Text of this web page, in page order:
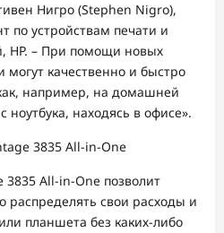
Нигро (Stephen Nigro),
по устройствам печати и
HP. – При помощи новых
могут качественно и быстро
например, на домашней
ноутбука, находясь в офисе».
3835 All-in-One
3835 All-in-One позволит
распределять свои расходы и
планшета без каких-либо